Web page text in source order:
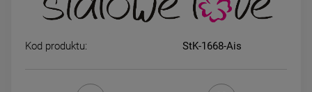
DO KOSZYKA powiadom o dostępności
Kod produktu: StK-1668-Ais